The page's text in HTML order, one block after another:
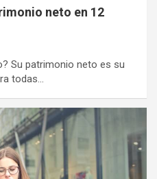
neto en 12
Su patrimonio neto es su
todas…